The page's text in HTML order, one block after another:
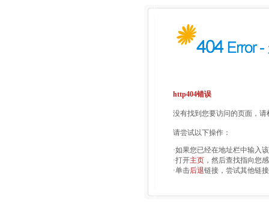
http404错误
没有找到您要访问的页面，
请尝试以下操作：
·如果您已经在地址栏中输入
·打开主页 ，然后查找指向您
·单击后退链接，尝试其他链